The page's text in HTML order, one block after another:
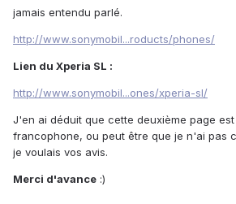
jamais entendu parlé.
http://www.sonymobil...roducts/phones/
Lien du Xperia SL :
http://www.sonymobil...ones/xperia-sl/
J'en ai déduit que cette deuxième page
francophone, ou peut être que je n'ai pas
je voulais vos avis.
Merci d'avance :)